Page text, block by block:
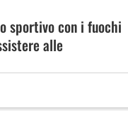
sportivo con i fuochi
alle